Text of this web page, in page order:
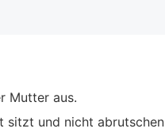
Mutter aus.
sitzt und nicht abrutschen